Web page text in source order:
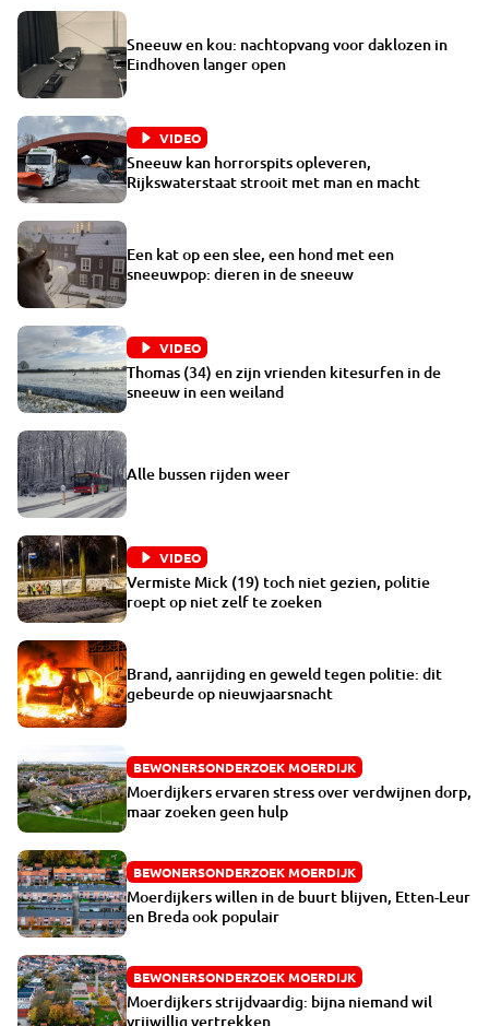
Sneeuw en kou: nachtopvang voor daklozen in
Eindhoven langer open
VIDEO
Sneeuw kan horrorspits opleveren,
Rijkswaterstaat strooit met man en macht
Een kat op een slee, een hond met een
sneeuwpop: dieren in de sneeuw
VIDEO
Thomas (34) en zijn vrienden kitesurfen in de
sneeuw in een weiland
Alle bussen rijden weer
VIDEO
Vermiste Mick (19) toch niet gezien, politie
roept op niet zelf te zoeken
Brand, aanrijding en geweld tegen politie: dit
gebeurde op nieuwjaarsnacht
BEWONERSONDERZOEK MOERDIJK
Moerdijkers ervaren stress over verdwijnen dorp,
maar zoeken geen hulp
BEWONERSONDERZOEK MOERDIJK
Moerdijkers willen in de buurt blijven, Etten-Leur
en Breda ook populair
BEWONERSONDERZOEK MOERDIJK
Moerdijkers strijdvaardig: bijna niemand wil
vrijwillig vertrekken